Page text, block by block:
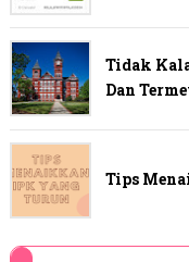
Tidak
Dan
Tips